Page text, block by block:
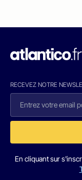
RECEVEZ NOTRE
En cliquant sur